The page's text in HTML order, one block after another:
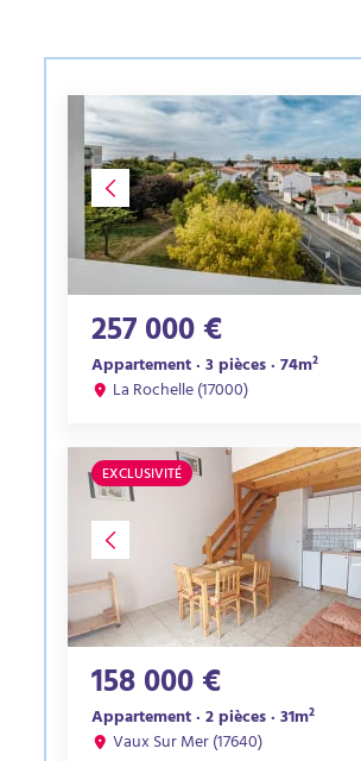
257 000 €
Appartement · 3 pièces · 74m²
La Rochelle (17000)
EXCLUSIVITÉ
158 000 €
Appartement · 2 pièces · 31m²
Vaux Sur Mer (17640)